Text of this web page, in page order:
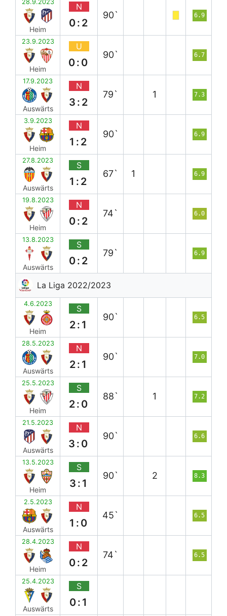
28.9.2023
Heim
N
0:2
90` 6.9
23.9.2023
Heim
U
0:0
90` 6.7
17.9.2023
Auswärts
N
3:2
79` 1 7.3
3.9.2023
Heim
N
1:2
90` 6.9
27.8.2023
Auswärts
S
1:2
67` 1 6.9
19.8.2023
Heim
N
0:2
74` 6.0
13.8.2023
Auswärts
S
0:2
79` 6.9
La Liga 2022/2023
4.6.2023
Heim
S
2:1
90` 6.5
28.5.2023
Auswärts
N
2:1
90` 7.0
25.5.2023
Heim
S
2:0
88` 1 7.2
21.5.2023
Auswärts
N
3:0
90` 6.6
13.5.2023
Heim
S
3:1
90` 2 8.3
2.5.2023
Auswärts
N
1:0
45` 6.5
28.4.2023
Heim
N
0:2
74` 6.5
25.4.2023
Auswärts
S
0:1